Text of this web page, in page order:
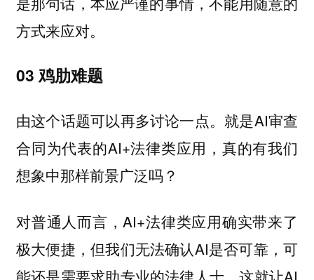
方式来应对。
03 鸡肋难题
由这个话题可以再多讨论一点。就是AI审查
合同为代表的AI+法律类应用，真的有我们
想象中那样前景广泛吗？
对普通人而言，AI+法律类应用确实带来了
极大便捷，但我们无法确认AI是否可靠，可